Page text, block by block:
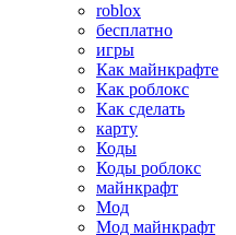
roblox
бесплатно
игры
Как майнкрафте
Как роблокс
Как сделать
карту
Коды
Коды роблокс
майнкрафт
Мод
Мод майнкрафт